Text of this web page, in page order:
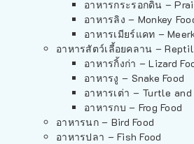
อาหารกระรอกดิน –
อาหารลิง – Monkey
อาหารเมียร์แคท –
อาหารสัตว์เลี้อยคลาน –
อาหารกิ้งก่า – Lizard
อาหารงู – Snake Food
อาหารเต่า – Turtle
อาหารกบ – Frog Food
อาหารนก – Bird Food
อาหารปลา – Fish Food